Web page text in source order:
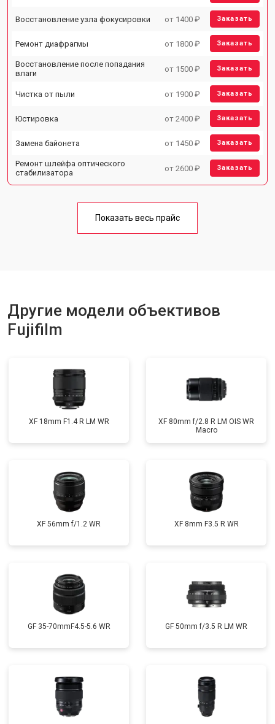
Восстановление узла фокусировки от 1400 ₽ Заказать
Ремонт диафрагмы от 1800 ₽ Заказать
Восстановление после попадания
влаги
от 1500 ₽ Заказать
Чистка от пыли от 1900 ₽ Заказать
Юстировка от 2400 ₽ Заказать
Замена байонета от 1450 ₽ Заказать
Ремонт шлейфа оптического
стабилизатора
от 2600 ₽ Заказать
Показать весь прайс
Другие модели объективов
Fujifilm
XF 18mm F1.4 R LM WR
XF 80mm f/2.8 R LM OIS WR
Macro
XF 56mm f/1.2 WR XF 8mm F3.5 R WR
GF 35-70mmF4.5-5.6 WR GF 50mm f/3.5 R LM WR